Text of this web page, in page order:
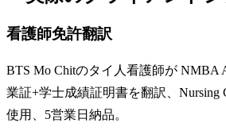
看護師免許翻訳
BTS Mo Chitのタイ人看護師が NMBA
業証+学士成績証明書を翻訳、Nursing
使用、5営業日納品。